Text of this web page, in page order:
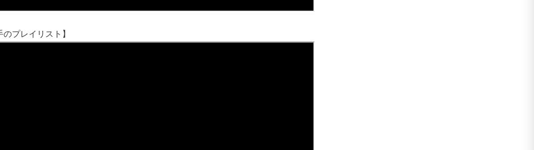
のプレイリスト】